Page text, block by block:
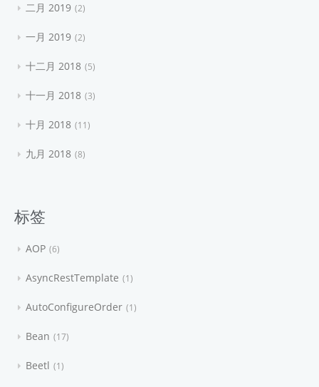
二月 2019 2
一月 2019 2
十二月 2018 5
十一月 2018 3
十月 2018 11
九月 2018 8
标签
AOP 6
AsyncRestTemplate 1
AutoConfigureOrder 1
Bean 17
Beetl 1